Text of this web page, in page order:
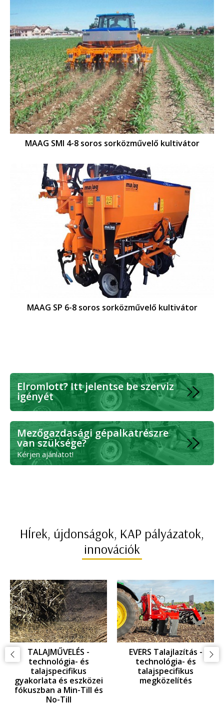
MAAG SMI 4-8 soros sorközművelő kultivátor
MAAG SP 6-8 soros sorközművelő kultivátor
Elromlott? Itt jelentse be szerviz
igényét
Mezőgazdasági gépalkatrészre
van szüksége?
Kérjen ajánlatot!
HÍrek, újdonságok, KAP pályázatok,
innovációk
GYOMKEZELÉS -
KAPÁLÁS: technológia-
és talajspecifikus
gyakorlata és eszközei
az EINBÖCK innováció
tükrében
GYOMKEZELÉS -
GYOMFÉSÜLÉS:
technológia- és
talajspecifikus